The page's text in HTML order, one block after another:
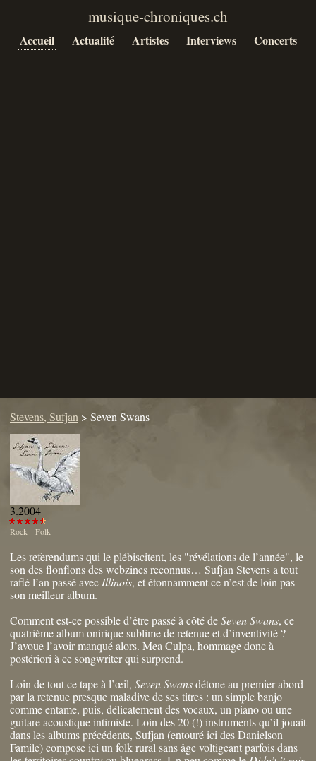
Accueil Actualité Artistes Interviews Concerts
Stevens, Sufjan > Seven Swans
3.2004
Rock Folk
Les referendums qui le plébiscitent, les "révélations de l’année", le
son des flonflons des webzines reconnus… Sufjan Stevens a tout
raflé l’an passé avec Illinois, et étonnamment ce n’est de loin pas
son meilleur album.
Comment est-ce possible d’être passé à côté deSeven Swans, ce
quatrième album onirique sublime de retenue et d’inventivité ?
J’avoue l’avoir manqué alors. Mea Culpa, hommage donc à
postériori à ce songwriter qui surprend.
Loin de tout ce tape à l’œil, Seven Swansdétone au premier abord
par la retenue presque maladive de ses titres : un simple banjo
comme entame, puis, délicatement des vocaux, un piano ou une
guitare acoustique intimiste. Loin des 20 (!) instruments qu’il jouait
dans les albums précédents, Sufjan (entouré ici des Danielson
Famile) compose ici un folk rural sans âge voltigeant parfois dans